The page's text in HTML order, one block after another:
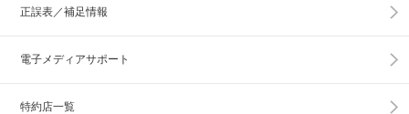
正誤表／補足情報
電子メディアサポート
特約店一覧